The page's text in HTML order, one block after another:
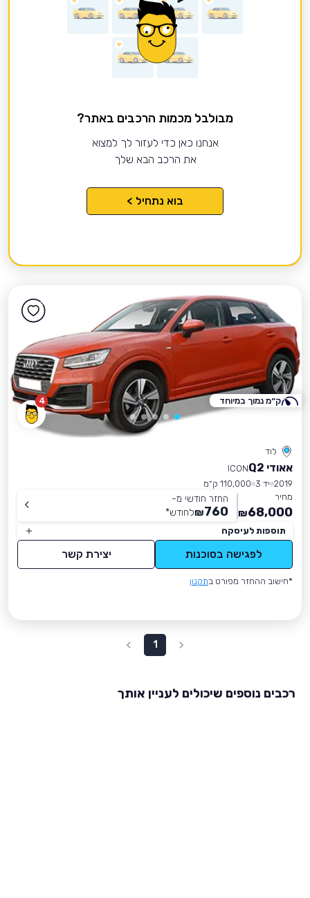
מבולבל מכמות הרכבים באתר?
אנחנו כאן כדי לעזור לך למצוא
את הרכב הבא שלך
בוא נתחיל >
4
לוד
אאודי Q2
ICON
2019 יד 3
110,000 ק״מ
מחיר
68,000
₪
החזר חודשי מ-
760
₪לחודש*
תוספות לעיסקה
לפגישה בסוכנות יצירת קשר
*חישוב ההחזר מפורט בתקנון
ק״מ נמוך במיוחד
1
רכבים נוספים שיכולים לעניין אותך